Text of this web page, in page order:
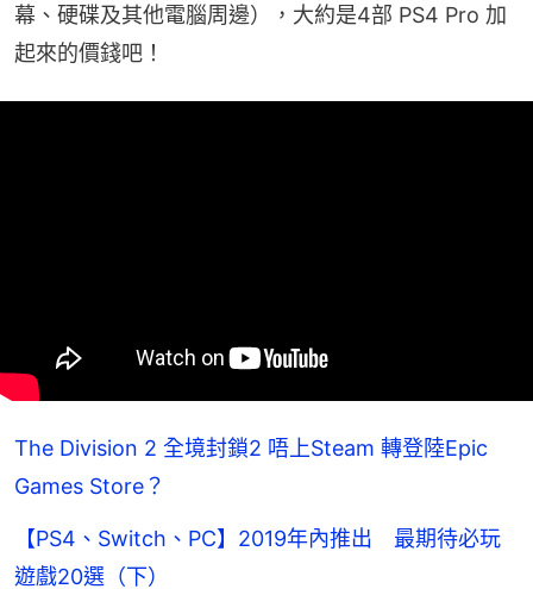
幕、硬碟及其他電腦周邊），大約是4部 PS4 Pro 加
起來的價錢吧！
The Division 2 全境封鎖2 唔上Steam 轉登陸Epic
Games Store？
【PS4、Switch、PC】2019年內推出 最期待必玩
遊戲20選（下）